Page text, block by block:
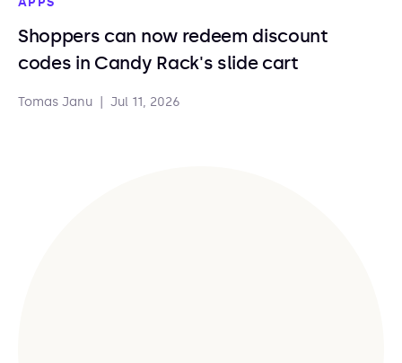
Shoppers can now redeem discount
codes in Candy Rack's slide cart
Tomas Janu Jul 11, 2026